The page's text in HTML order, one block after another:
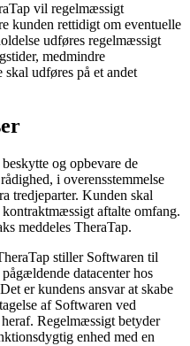
vil regelmæssigt
kunden rettidigt om eventuelle
udføres regelmæssigt
medmindre
udføres på et andet
og opbevare de
i overensstemmelse
tredjeparter. Kunden skal
aftalte omfang.
meddeles TheraTap.
stiller Softwaren til
datacenter hos
er kundens ansvar at skabe
af Softwaren ved
Regelmæssigt betyder
enhed med en